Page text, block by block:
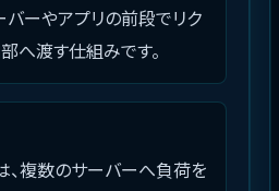
バーやアプリの前段でリク
へ渡す仕組みです。
、複数のサーバーへ負荷を